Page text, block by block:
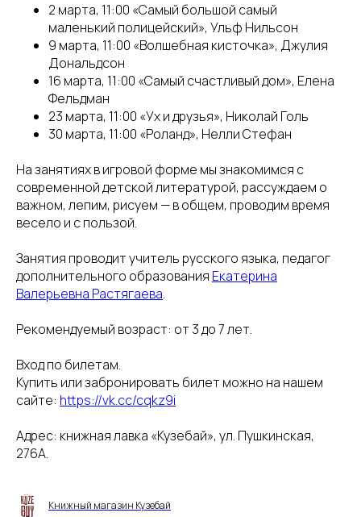
2 марта, 11:00 «Самый большой самый
маленький полицейский», Ульф Нильсон
9 марта, 11:00 «Волшебная кисточка», Джулия
Дональдсон
16 марта, 11:00 «Самый счастливый дом», Елена
Фельдман
23 марта, 11:00 «Ух и друзья», Николай Голь
30 марта, 11:00 «Роланд», Нелли Стефан
На занятиях в игровой форме мы знакомимся с
современной детской литературой, рассуждаем о
важном, лепим, рисуем — в общем, проводим время
весело и с пользой.
Занятия проводит учитель русского языка, педагог
дополнительного образования Екатерина
Валерьевна Растягаева.
Рекомендуемый возраст: от 3 до 7 лет.
Вход по билетам.
Купить или забронировать билет можно на нашем
сайте: https://vk.cc/cqkz9i
Адрес: книжная лавка «Кузебай», ул. Пушкинская,
276А.
Книжный магазин Кузебай